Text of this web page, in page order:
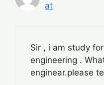
at
Sir , i am study
engineering .
enginear.please